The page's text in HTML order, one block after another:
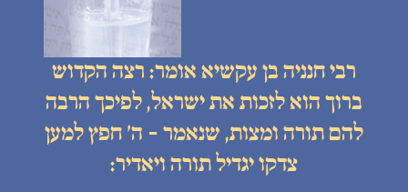
רבי חנניה בן עקשיא אומר: רצה הקדוש
ברוך הוא לזכות את ישראל, לפיכך הרבה
להם תורה ומצות, שנאמר - ה׳ חפץ למען
צדקו יגדיל תורה ויאדיר: